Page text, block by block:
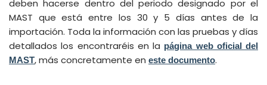
deben hacerse dentro del periodo designado por el
MAST que está entre los 30 y 5 días antes de la
importación. Toda la información con las pruebas y días
detallados los encontraréis en la página web oficial del
MAST, más concretamente en este documento.